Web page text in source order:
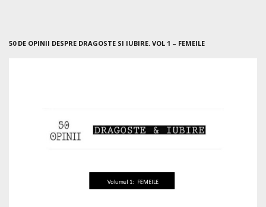
50 DE OPINII DESPRE DRAGOSTE SI IUBIRE. VOL 1 – FEMEILE